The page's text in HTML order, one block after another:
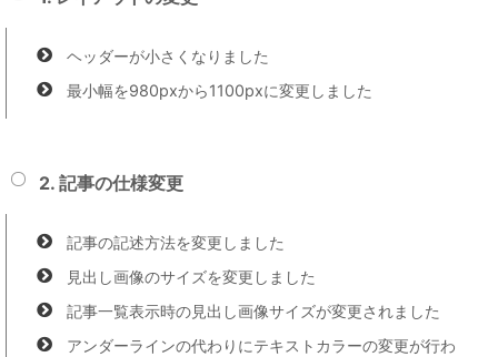
ヘッダーが小さくなりました
最小幅を980pxから1100pxに変更しました
2. 記事の仕様変更
記事の記述方法を変更しました
見出し画像のサイズを変更しました
記事一覧表示時の見出し画像サイズが変更されました
アンダーラインの代わりにテキストカラーの変更が行わ